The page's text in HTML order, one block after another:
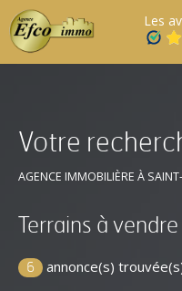
Les
Votre recherc
AGENCE IMMOBILIÈRE À
Terrains à vendre
6 annonce(s)
Effectuer une
et trouver le bien
d'offre
Vente